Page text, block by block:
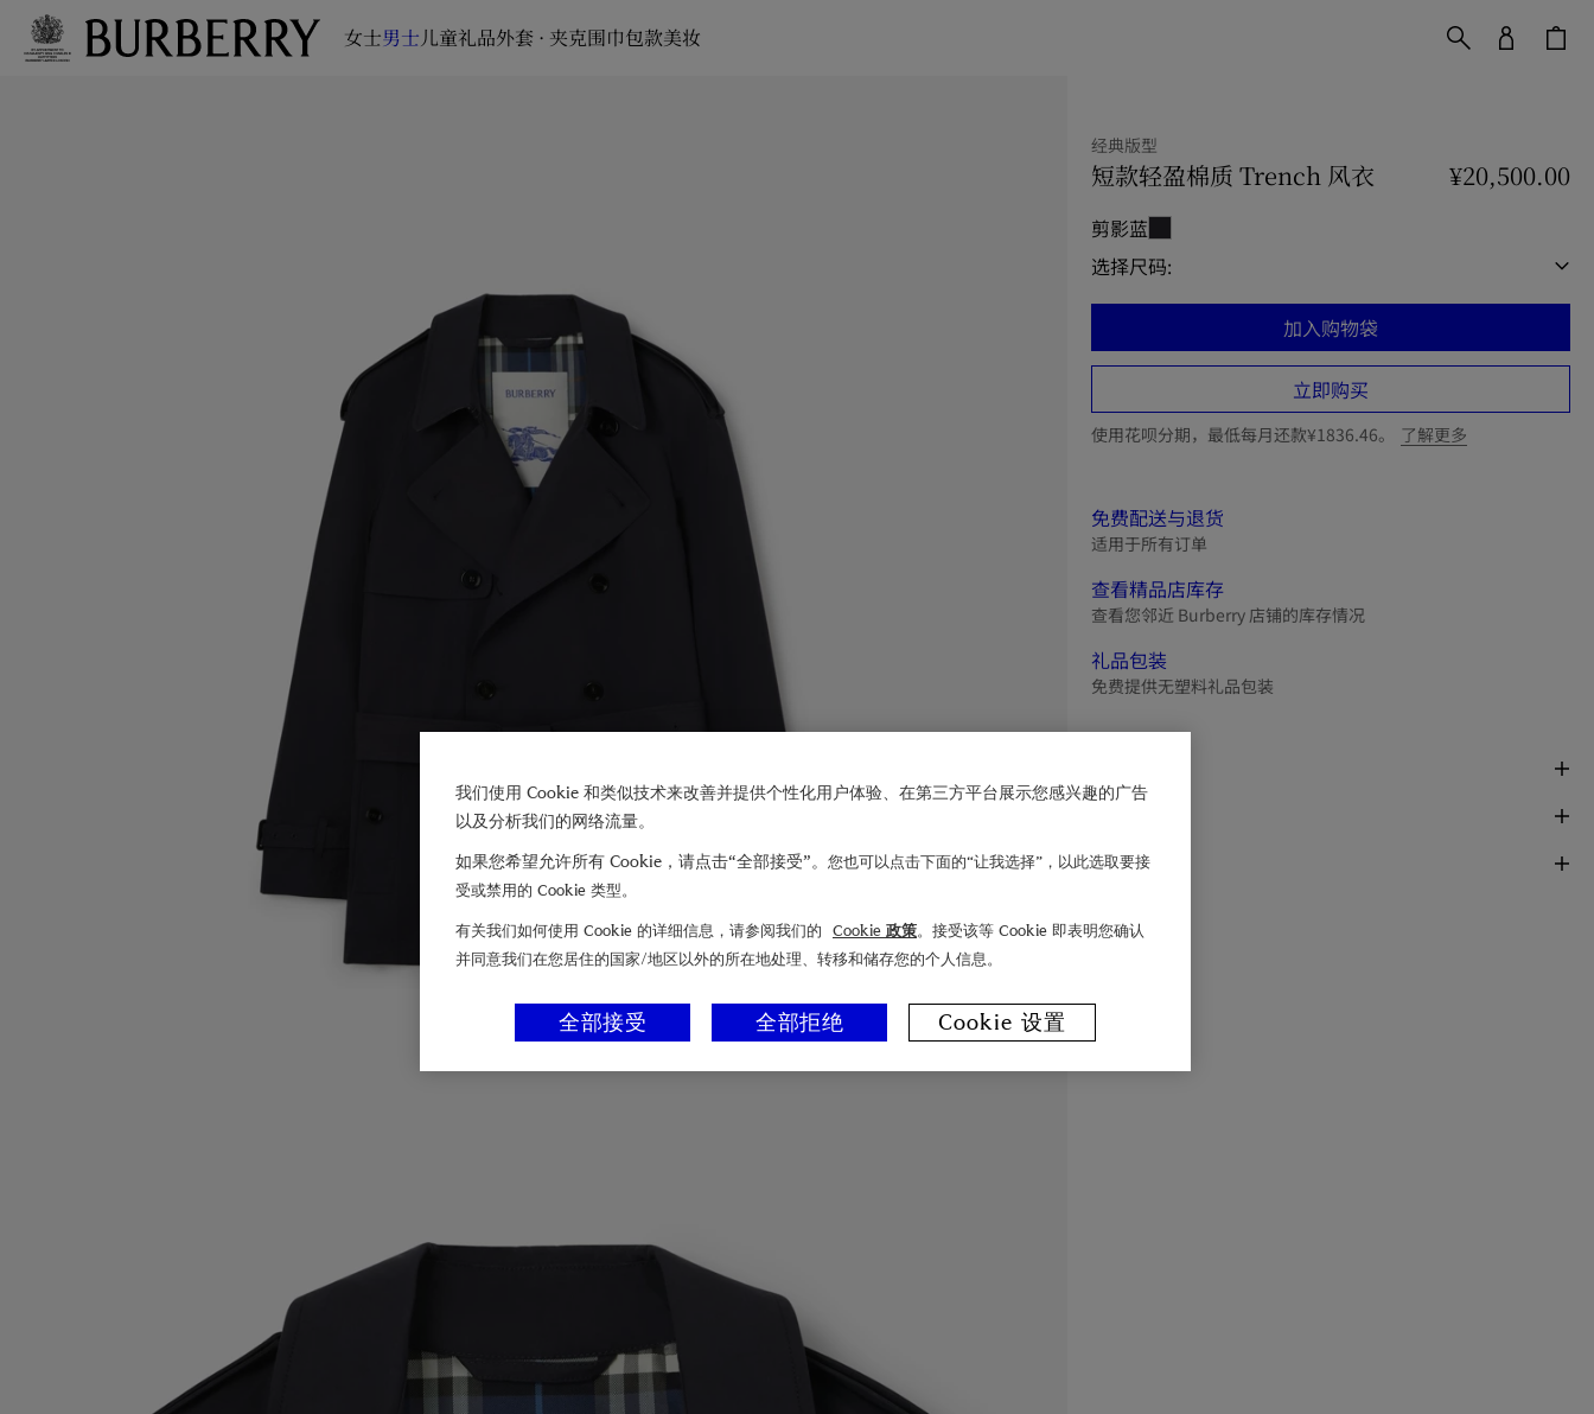
女士男士儿童礼品外套 · 夹克围巾包款美妆
经典版型
短款轻盈棉质 Trench 风衣 价格 ¥20,500.00经
¥20,500.00
剪影蓝
选择尺码:
加入购物袋
立即购买
使用花呗分期，最低每月还款¥1836.46。 了解更多
免费配送与退货
适用于所有订单
查看精品店库存
查看您邻近 Burberry 店铺的库存情况
礼品包装
免费提供无塑料礼品包装
面料与保养
我们使用 Cookie 和类似技术来改善并提供个性化用户体验、在第三方平台展示您感兴趣的广告
以及分析我们的网络流量。
如果您希望允许所有 Cookie，请点击“全部接受”。 您也可以点击下面的“让我选择”，以此选取要接
受或禁用的 Cookie 类型。
有关我们如何使用 Cookie 的详细信息，请参阅我们的 Cookie 政策。接受该等 Cookie 即表明您确认
并同意我们在您居住的国家/地区以外的所在地处理、转移和储存您的个人信息。
全部拒绝
全部接受 Cookie 设置